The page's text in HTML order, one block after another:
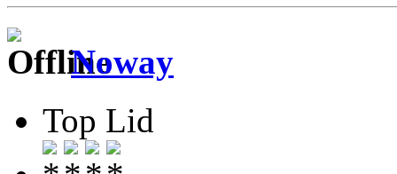
Noway
Top Lid